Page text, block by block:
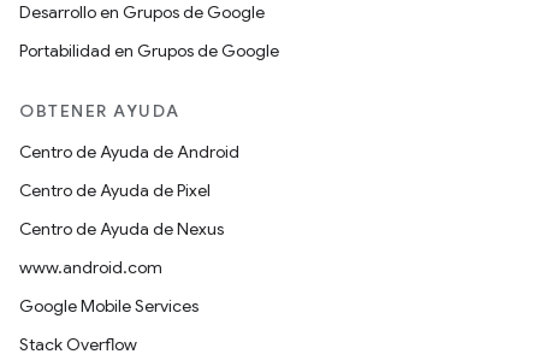
Desarrollo en Grupos de Google
Portabilidad en Grupos de Google
OBTENER AYUDA
Centro de Ayuda de Android
Centro de Ayuda de Pixel
Centro de Ayuda de Nexus
www.android.com
Google Mobile Services
Stack Overflow